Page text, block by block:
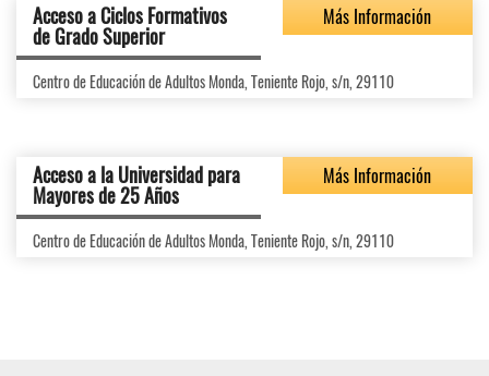
Acceso a Ciclos Formativos
de Grado Superior
Más Información
Centro de Educación de Adultos Monda, Teniente Rojo, s/n, 29110
Acceso a la Universidad para
Mayores de 25 Años
Más Información
Centro de Educación de Adultos Monda, Teniente Rojo, s/n, 29110